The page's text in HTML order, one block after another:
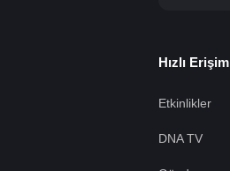
Hızlı Erişim
Etkinlikler
DNA TV